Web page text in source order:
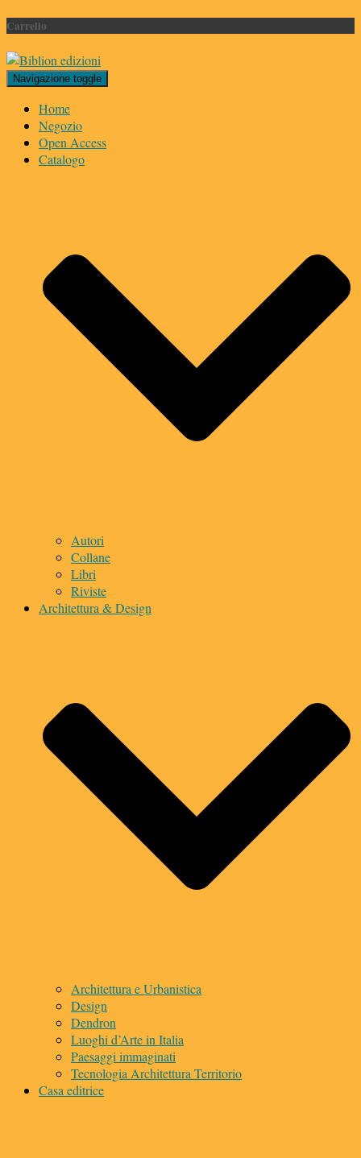
Carrello
Navigazione toggle
Home
Negozio
Open Access
Catalogo
Autori
Collane
Libri
Riviste
Architettura & Design
Architettura e Urbanistica
Design
Dendron
Luoghi d’Arte in Italia
Paesaggi immaginati
Tecnologia Architettura Territorio
Casa editrice